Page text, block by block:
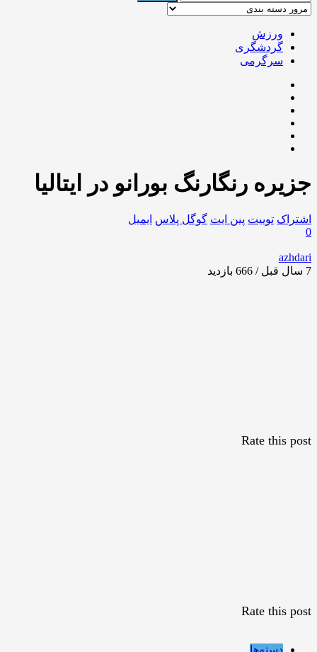
ورزش
گردشگری
سرگرمی
جزیره رنگارنگ بورانو در ایتالیا
اشتراک توییت پین ایت گوگل‌ پلاس ایمیل
0
azhdari
7 سال قبل / 666
بازدید
Rate this post
Rate this post
دسته‌ها